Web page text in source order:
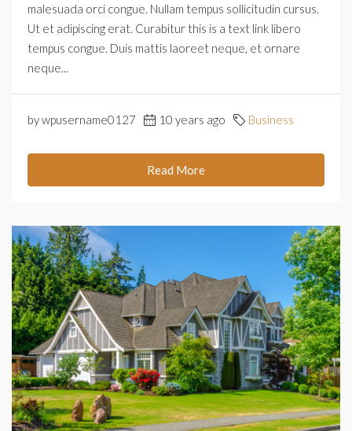
malesuada orci congue. Nullam tempus sollicitudin cursus.
Ut et adipiscing erat. Curabitur this is a text link libero
tempus congue. Duis mattis laoreet neque, et ornare
neque...
by wpusername0127 10 years ago Business
Read More